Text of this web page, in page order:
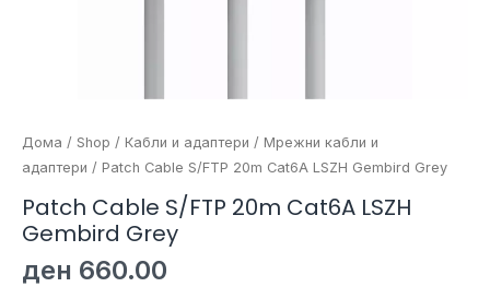
Дома / Shop / Кабли и адаптери / Мрежни кабли и
адаптери / Patch Cable S/FTP 20m Cat6A LSZH Gembird Grey
Patch Cable S/FTP 20m Cat6A LSZH
Gembird Grey
ден 660.00